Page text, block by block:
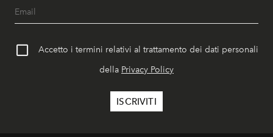
Accetto i termini relativi al trattamento dei dati personali
della Privacy Policy